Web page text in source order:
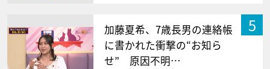
5
加藤夏希、7歳長男の連絡帳
に書かれた衝撃の“お知ら
せ” 原因不明…